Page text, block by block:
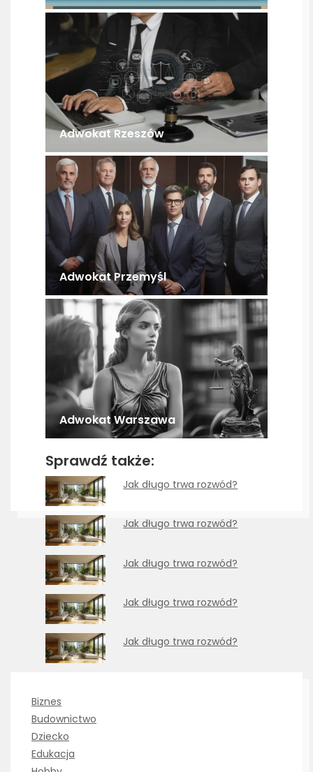
Adwokat Rzeszów
Adwokat Przemyśl
Adwokat Warszawa
Sprawdź także:
Jak długo trwa rozwód?
Jak długo trwa rozwód?
Jak długo trwa rozwód?
Jak długo trwa rozwód?
Jak długo trwa rozwód?
Biznes
Budownictwo
Dziecko
Edukacja